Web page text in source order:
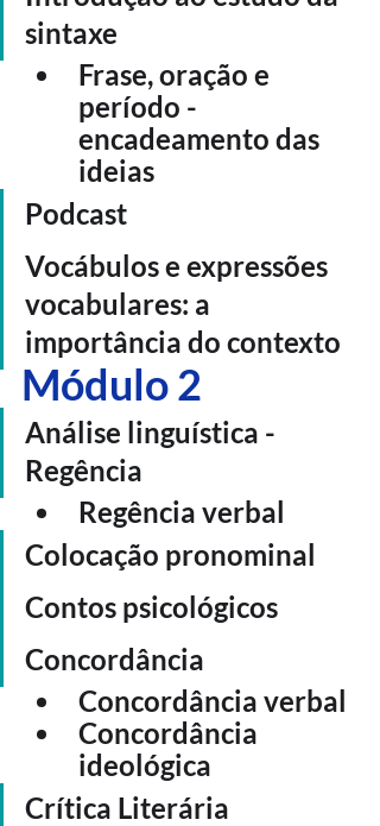
sintaxe
Frase, oração e
período -
encadeamento das
ideias
Podcast
Vocábulos e expressões
vocabulares: a
importância do contexto
Módulo 2
Análise linguística -
Regência
Regência verbal
Colocação pronominal
Contos psicológicos
Concordância
Concordância verbal
Concordância
ideológica
Crítica Literária